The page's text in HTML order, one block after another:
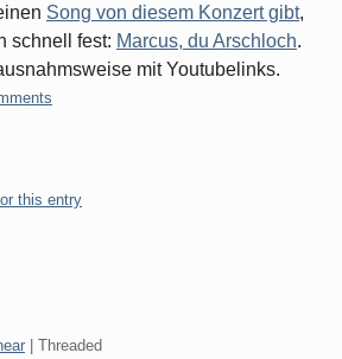
Song von diesem Konzert gibt,
schnell fest: Marcus, du Arschloch.
mit Youtubelinks.
this entry
| Threaded